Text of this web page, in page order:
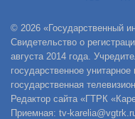
© 2026 «Государственный
Свидетельство о
августа 2014 года.
государственное
государственная
Редактор сайта «ГТРК
Приемная: tv-